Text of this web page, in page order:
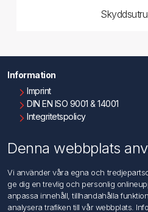
Information
Imprint
DIN EN ISO 9001 & 14001
Integritetspolicy
Kontakta oss
Kundtjänst
Sök
Denna webbplats
Vi använder våra egna och
ge dig en trevlig och personlig
anpassa innehåll, tillhandahålla
analysera trafiken till vår webbplats.